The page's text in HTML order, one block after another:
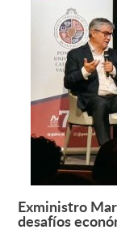
Exministro
desafíos